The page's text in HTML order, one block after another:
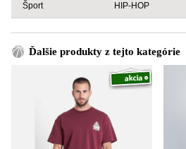
Šport HIP-HOP
Ďalšie produkty z tejto kategórie